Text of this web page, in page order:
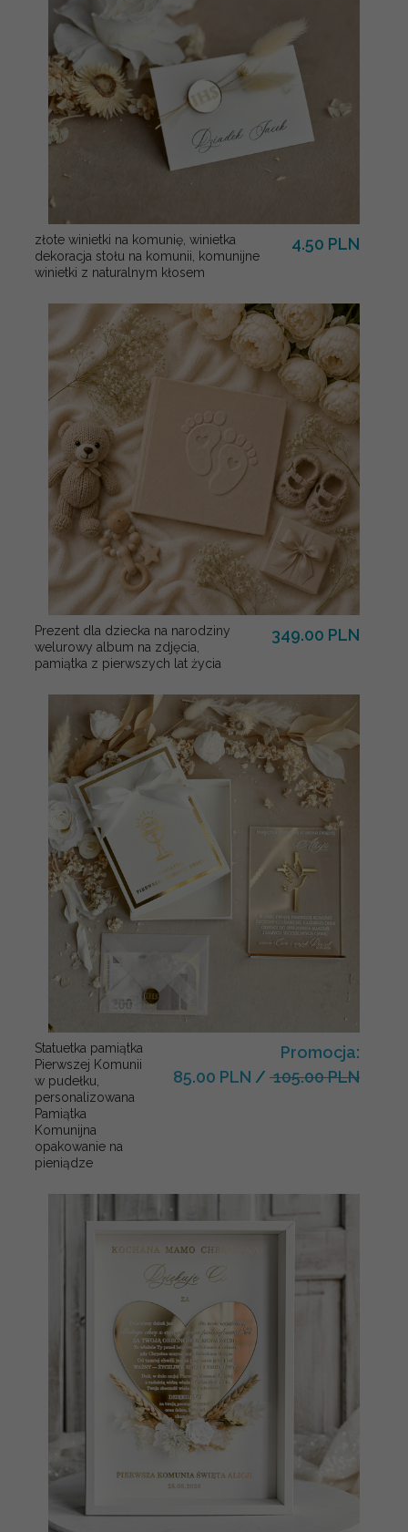
złote winietki na komunię, winietka
dekoracja stołu na komunii, komunijne
winietki z naturalnym kłosem
4.50 PLN
Prezent dla dziecka na narodziny
welurowy album na zdjęcia,
pamiątka z pierwszych lat życia
349.00 PLN
Statuetka pamiątka
Pierwszej Komunii
w pudełku,
personalizowana
Pamiątka
Komunijna
opakowanie na
pieniądze
Promocja:
85.00 PLN / 105.00 PLN